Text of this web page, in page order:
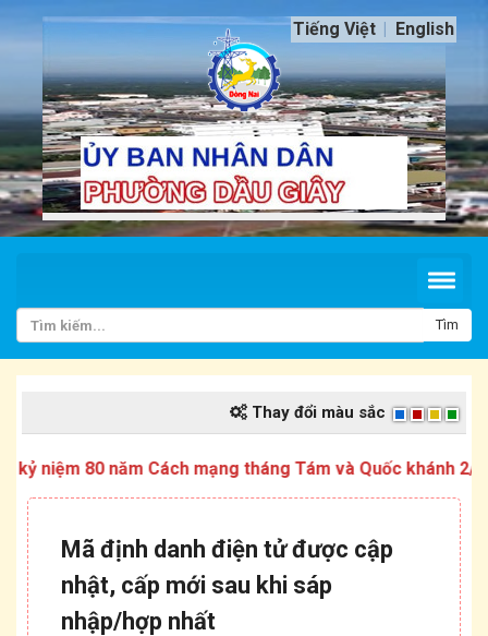
Tiếng Việt English
Tìm
Thay đổi màu sắc
niệm 80 năm Cách mạng tháng Tám và Quốc khánh 2/9
Mã định danh điện tử được cập
nhật, cấp mới sau khi sáp
nhập/hợp nhất